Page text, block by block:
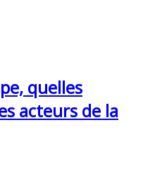
quelles
acteurs de la